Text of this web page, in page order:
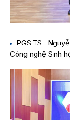
PGS.TS.
Công nghệ Sinh